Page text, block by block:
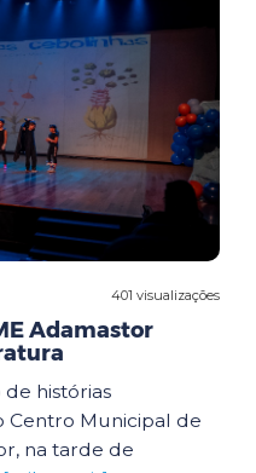
401 visualizações
Adamastor
histórias
Centro Municipal de
na tarde de